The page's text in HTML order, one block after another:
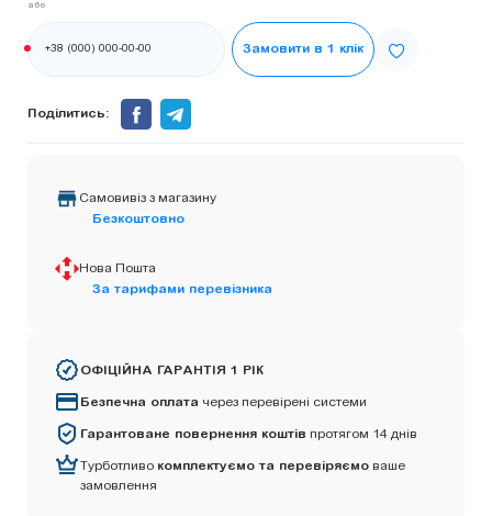
або
Телефон:
Замовити в 1 клік
Поділитись:
Самовивіз з магазину
Безкоштовно
Нова Пошта
За тарифами перевізника
ОФІЦІЙНА ГАРАНТІЯ 1 РІК
Безпечна оплата через перевірені системи
Гарантоване повернення коштів протягом 14 днів
Турботливо комплектуємо та перевіряємо ваше
замовлення